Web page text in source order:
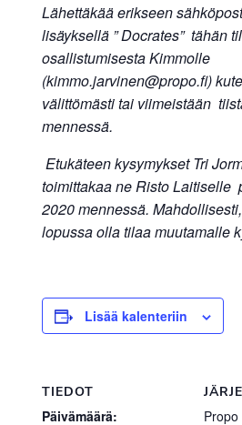
Lähettäkää erikseen
lisäyksellä ” Docrates” tähän
osallistumisesta Kimmolle
(kimmo.jarvinen@propo.fi)
välittömästi tai viimeistään
mennessä.
Etukäteen kysymykset Tri
toimittakaa ne Risto Laitiselle
2020 mennessä.
lopussa olla tilaa muutamalle
Lisää kalenteriin
TIEDOT
Päivämäärä:
Propo